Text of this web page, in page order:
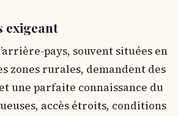
exigeant
pays, souvent situées en
zones rurales, demandent des
une parfaite connaissance du
accès étroits, conditions